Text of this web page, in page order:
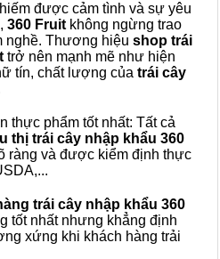
được cảm tình và sự yêu
360 Fruit không ngừng trao
nghề. Thương hiệu shop trái
trở nên mạnh mẽ như hiện
tín, chất lượng của trái cây
thực phẩm tốt nhất: Tất cả
thị trái cây nhập khẩu 360
ràng và được kiểm định thực
trái cây nhập khẩu 360
tốt nhất nhưng khẳng định
xứng khi khách hàng trải